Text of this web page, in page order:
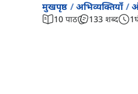
मुखपृष्ठ अभिव्यक्तियाँ
10 पाठ 133 शब्द 1